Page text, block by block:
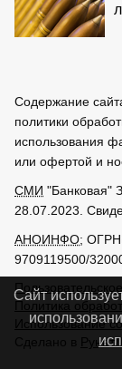
Содержание
политики
использования
или офертой и
СМИ "Банковая"
28.07.2023.
АНОИНФО;
9709119500/
Политика
Использование
Сделано в
Сайт